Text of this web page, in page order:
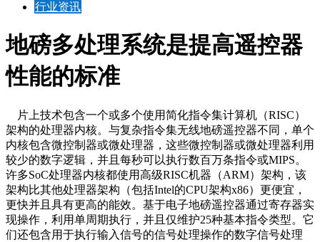
行业资讯
地磅多处理系统是提高遥控器
性能的标准
片上技术包含一个或多个使用简化指令集计算机（RISC）
架构的处理器内核。与复杂指令集无线地磅遥控器不同，单个
内核包含微控制器或微处理器，这些微控制器或微处理器利用
较少的数字逻辑，并且每秒可以执行数百万条指令或MIPS。
许多SoC处理器内核都使用高级RISC机器（ARM）架构，该
架构比其他处理器架构（包括Intel的CPU架构x86）更便宜，
更快并且具有更高的能效。基于电子地磅遥控器通过寄存器实
现操作，利用单周期执行，并且仅维护25种基本指令类型。它
们还包含用于执行输入信号的信号处理操作的数字信号处理